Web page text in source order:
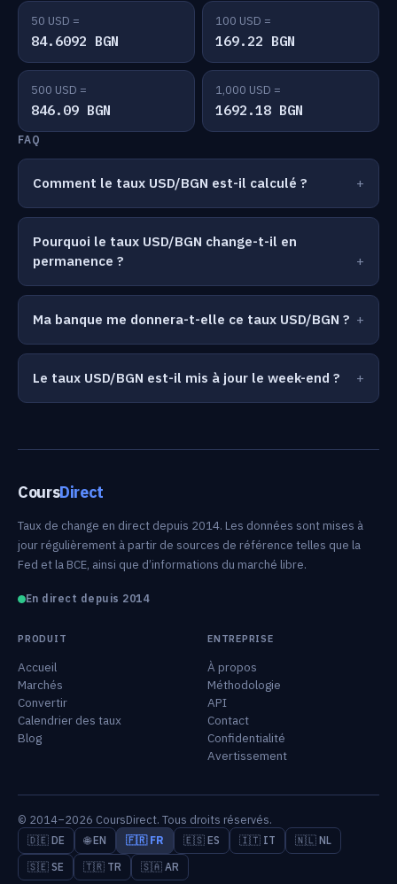
50 USD =
84.6092 BGN
100 USD =
169.22 BGN
500 USD =
846.09 BGN
1,000 USD =
1692.18 BGN
FAQ
Comment le taux USD/BGN est-il calculé ?
Pourquoi le taux USD/BGN change-t-il en
permanence ?
Ma banque me donnera-t-elle ce taux USD/BGN ?
Le taux USD/BGN est-il mis à jour le week-end ?
CoursDirect
Taux de change en direct depuis 2014. Les données sont mises à
jour régulièrement à partir de sources de référence telles que la
Fed et la BCE, ainsi que d’informations du marché libre.
En direct depuis 2014
PRODUIT
Accueil
Marchés
Convertir
Calendrier des taux
Blog
ENTREPRISE
À propos
Méthodologie
API
Contact
Confidentialité
Avertissement
© 2014–2026 CoursDirect. Tous droits réservés.
🇩🇪 DE 🌐 EN 🇫🇷 FR 🇪🇸 ES 🇮🇹 IT
🇳🇱 NL
🇸🇪 SE
🇹🇷 TR 🇸🇦 AR